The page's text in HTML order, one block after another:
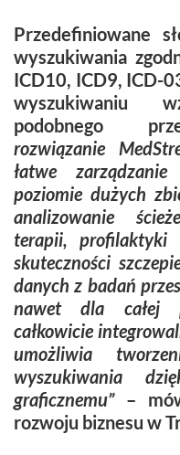
Przedefiniowane
wyszukiwania
ICD10, ICD9, ICD-
wyszukiwaniu
podobnego
rozwiązanie
łatwe
poziomie dużych
analizowanie
terapii, profilaktyki
skuteczności
danych z badań
nawet dla całej
całkowicie
umożliwia
wyszukiwania
graficznemu”–
rozwoju biznesu w